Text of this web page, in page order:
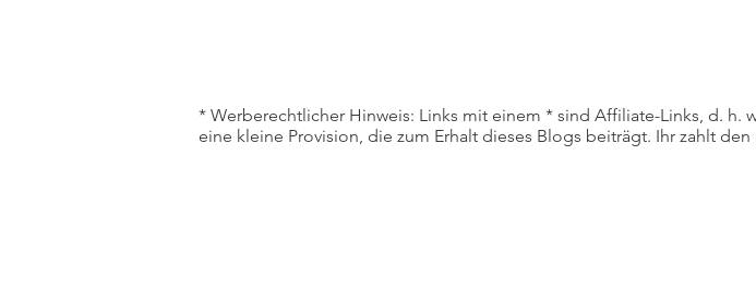
* Werberechtlicher Hinweis: Links mit einem * sind Affiliate-Links, d. h.
eine kleine Provision, die zum Erhalt dieses Blogs beiträgt. Ihr zahlt